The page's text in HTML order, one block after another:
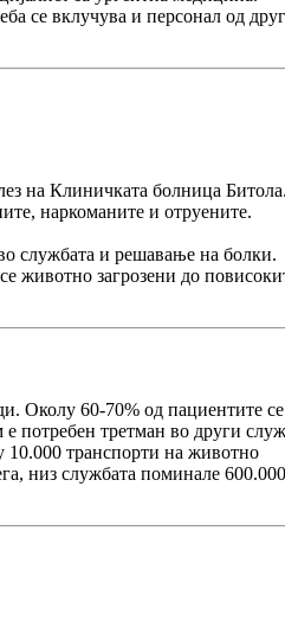
се вклучува и персонал од
на Клиничката болница Битола.
наркоманите и отруените.
службата и решавање на болки.
животно загрозени до
Околу 60-70% од пациентите се
е потребен третман во други
10.000 транспорти на животно
низ службата поминале 600.000